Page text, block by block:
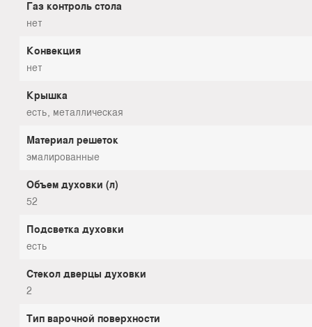
Газ контроль стола
нет
Конвекция
нет
Крышка
есть, металлическая
Материал решеток
эмалированные
Объем духовки (л)
52
Подсветка духовки
есть
Стекол дверцы духовки
2
Тип варочной поверхности